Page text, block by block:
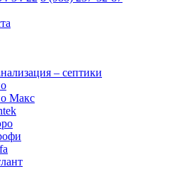
– септики
Макс